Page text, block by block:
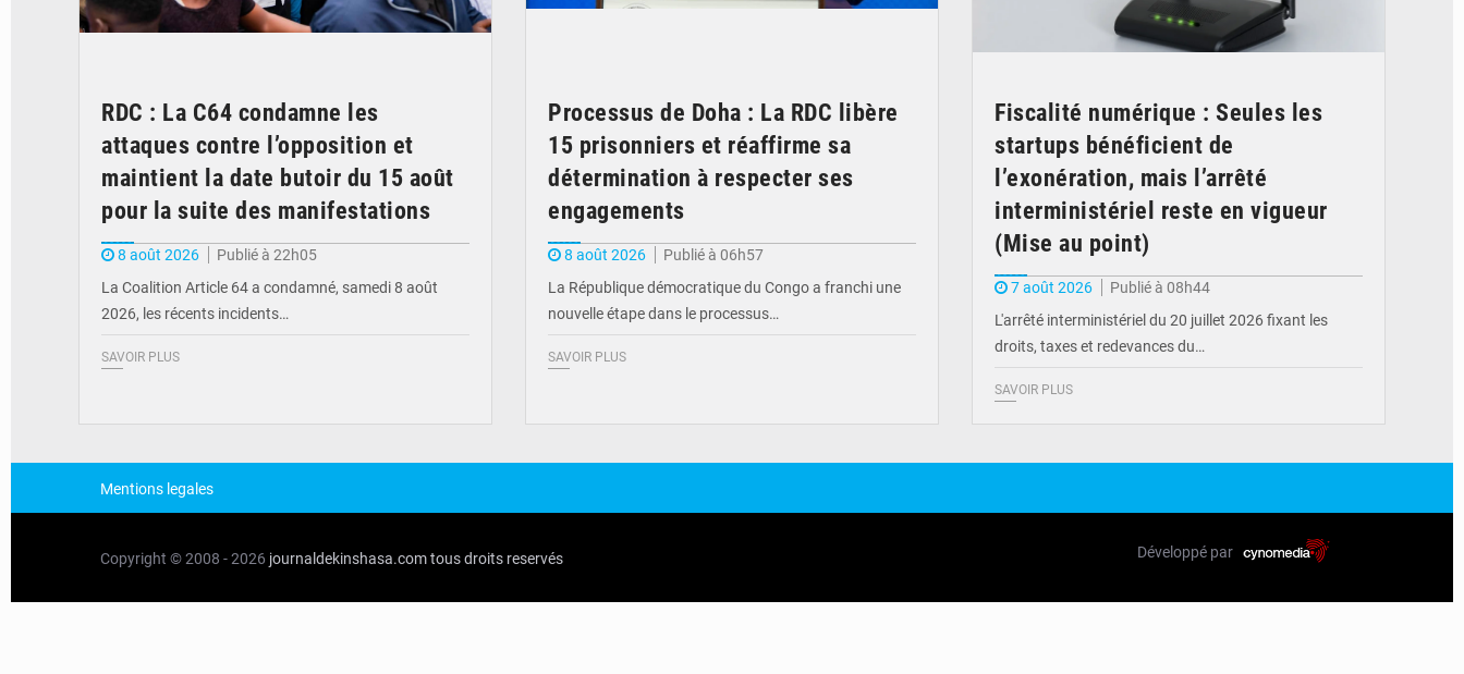
RDC : La C64 condamne les
attaques contre l’opposition et
maintient la date butoir du 15 août
pour la suite des manifestations
8 août 2026
Publié à 22h05
La Coalition Article 64 a condamné, samedi 8 août
2026, les récents incidents…
SAVOIR PLUS
Processus de Doha : La RDC libère
15 prisonniers et réaffirme sa
détermination à respecter ses
engagements
8 août 2026
Publié à 06h57
La République démocratique du Congo a franchi une
nouvelle étape dans le processus…
SAVOIR PLUS
Fiscalité numérique : Seules les
startups bénéficient de
l’exonération, mais l’arrêté
interministériel reste en vigueur
(Mise au point)
7 août 2026
Publié à 08h44
L'arrêté interministériel du 20 juillet 2026 fixant les
droits, taxes et redevances du…
SAVOIR PLUS
Mentions legales
Copyright © 2008 - 2026 journaldekinshasa.comtous droits reservés Développé par